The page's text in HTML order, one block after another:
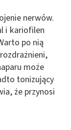
nerwów.
i kariofilen
po nią
może
tonizujący
że przynosi